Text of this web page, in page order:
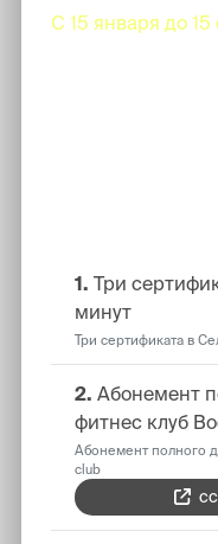
C 15 января до
1. Три
минут
Три сертификата в
2. Абонемент
фитнес клуб
Абонемент полного
club